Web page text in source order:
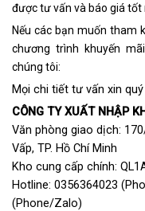
được tư vấn và báo giá tốt
Nếu các bạn muốn tham
chương trình khuyến
chúng tôi:
Mọi chi tiết tư vấn xin
CÔNG TY XUẤT NHẬP
Văn phòng giao dịch:
Vấp, TP. Hồ Chí Minh
Kho cung cấp chính:
Hotline: 0356364023
(Phone/Zalo)